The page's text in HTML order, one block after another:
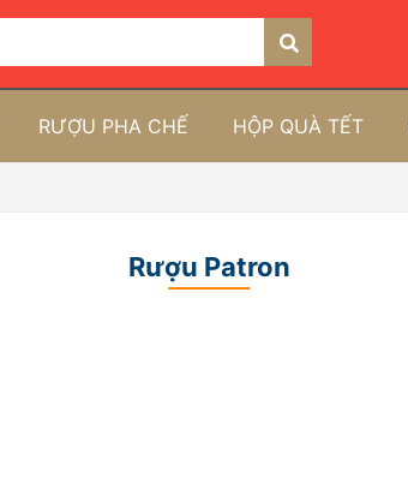
RƯỢU PHA CHẾ HỘP QUÀ TẾT
Rượu Patron